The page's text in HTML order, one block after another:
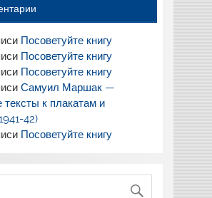
Посоветуйте книгу
Посоветуйте книгу
Посоветуйте книгу
Самуил Маршак —
к плакатам и
42)
Посоветуйте книгу